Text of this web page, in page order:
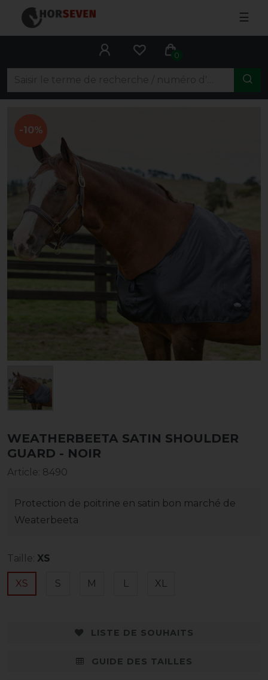
☰
0
-10%
WEATHERBEETA SATIN SHOULDER
GUARD - NOIR
Article: 8490
Protection de poitrine en satin bon marché de
Weaterbeeta
Taille: XS
XS S M L XL
LISTE DE SOUHAITS
GUIDE DES TAILLES